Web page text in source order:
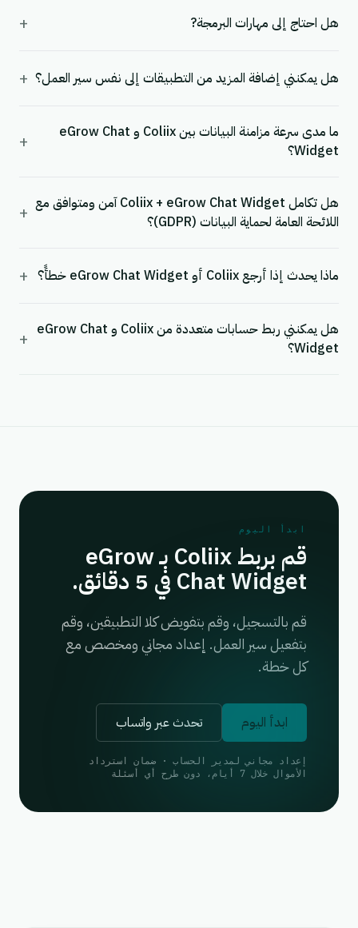
هل احتاج إلى مهارات البرمجة? +
هل يمكنني إضافة المزيد من التطبيقات إلى نفس سير العمل؟ +
ما مدى سرعة مزامنة البيانات بين Coliix و eGrow Chat
Widget؟
+
هل تكامل Coliix + eGrow Chat Widget آمن ومتوافق مع
اللائحة العامة لحماية البيانات (GDPR)؟
+
ماذا يحدث إذا أرجع Coliix أو eGrow Chat Widget خطأً؟ +
هل يمكنني ربط حسابات متعددة من Coliix و eGrow Chat
Widget؟
+
ابدأ اليوم
قم بربط Coliix بـ eGrow
Chat Widget في 5 دقائق.
قم بالتسجيل، وقم بتفويض كلا التطبيقين، وقم
بتفعيل سير العمل. إعداد مجاني ومخصص مع
كل خطة.
ابدأ اليوم تحدث عبر واتساب
إعداد مجاني لمدير الحساب · ضمان استرداد
الأموال خلال 7 أيام، دون طرح أي أسئلة